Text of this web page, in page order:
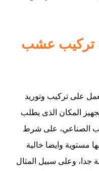
تركيب عشب
على تركيب وتوريد
المكان الذى يطلب
الصناعي، على شرط
مستوية وايضا خالية
جدا، وعلى سبيل المثال